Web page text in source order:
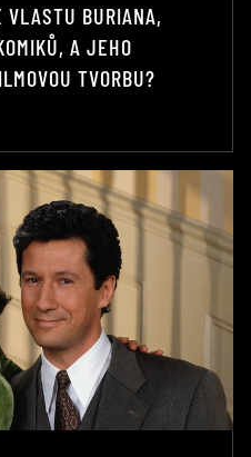
VLASTU BURIANA,
A JEHO
TVORBU?